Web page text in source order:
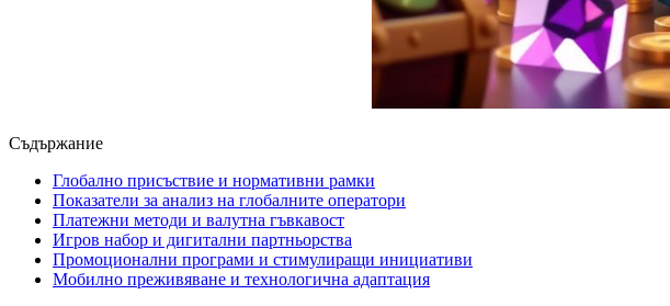
Съдържание
Глобално присъствие и нормативни рамки
Показатели за анализ на глобалните оператори
Платежни методи и валутна гъвкавост
Игров набор и дигитални партньорства
Промоционални програми и стимулиращи инициативи
Мобилно преживяване и технологична адаптация